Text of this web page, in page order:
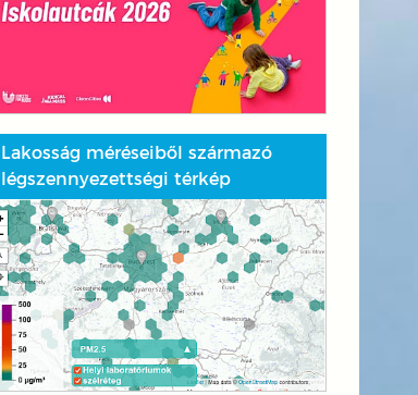
Lakosság méréseiből származó
légszennyezettségi térkép